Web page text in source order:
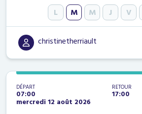
L M M J V
christinetherriault
DÉPART
07:00
mercredi 12 août 2026
RETOUR
17:00